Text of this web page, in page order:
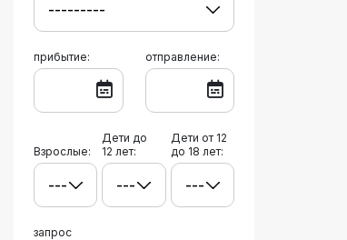
прибытие: отправление:
Взрослые:
Дети до
12 лет:
Дети от 12
до 18 лет:
запрос